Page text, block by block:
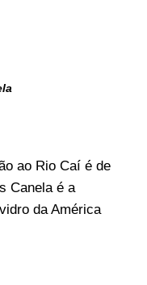
ao Rio Caí é de
Canela é a
da América